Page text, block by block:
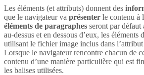
Les éléments (et attributs) donnent des
que le navigateur va présenter le contenu à
éléments de paragraphes seront par défaut
au-dessus et en dessous d’eux, les éléments
utilisant le fichier image inclus dans l’attribut
Lorsque le navigateur rencontre chacun de
contenu d’une manière particulière qui est
les balises utilisées.